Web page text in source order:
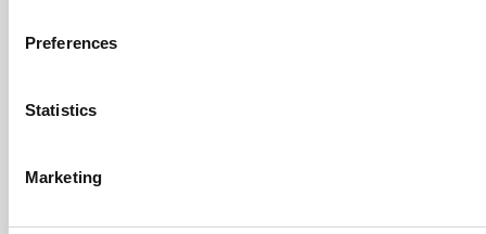
Preferences
Statistics
Marketing